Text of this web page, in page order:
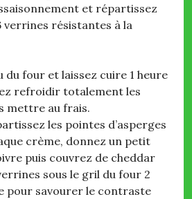
et répartissez
verrines résistantes à la
du four et laissez cuire 1 heure
refroidir totalement les
mettre au frais.
les pointes d’asperges
crème, donnez un petit
puis couvrez de cheddar
sous le gril du four 2
pour savourer le contraste